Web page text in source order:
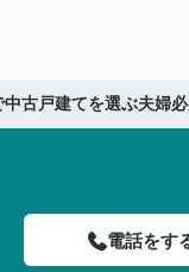
中古戸建てを選ぶ夫婦
電話をす